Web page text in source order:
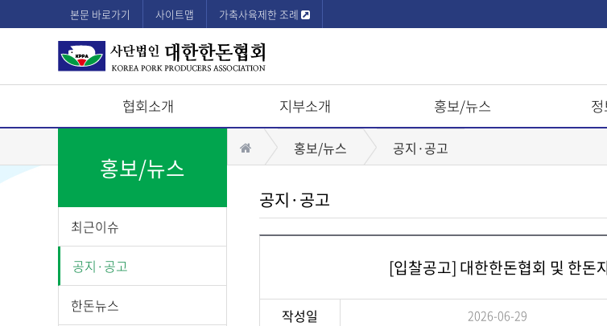
본문 바로가기 사이트맵 가축사육제한 조례
협회소개 지부소개 홍보/뉴스
단
바
일
뉴
홍보/뉴스 공지·공고
홍보/뉴스
최근이슈
공지·공고
한돈뉴스
공지·공고
[입찰공고] 대한한돈협회 및 한돈
작성일 2026-06-29